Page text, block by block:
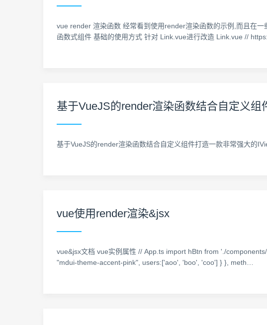
vue render 渲染函数 经常看到使用render渲染函数的示例,而且在
函数式组件 基础的使用方式 针对 Link.vue进行改造 Link.vue //
基于VueJS的render渲染函数结合自定义
基于VueJS的render渲染函数结合自定义组件打造一款非常强大的
vue使用render渲染&jsx
vue&jsx文档 vue实例属性 // App.ts import hBtn from './
"mdui-theme-accent-pink", users:['aoo', 'boo', 'coo'] } }, meth…